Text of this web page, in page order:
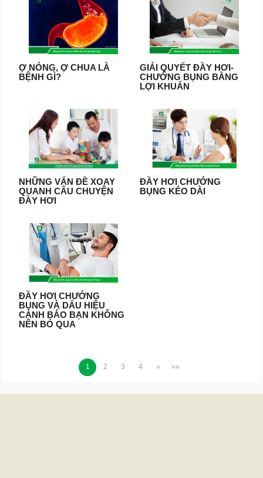
Ợ NÓNG, Ợ CHUA LÀ
BỆNH GÌ?
GIẢI QUYẾT ĐẦY HƠI-
CHƯỚNG BỤNG BẰNG
LỢI KHUẨN
NHỮNG VẤN ĐỀ XOAY
QUANH CÂU CHUYỆN
ĐẦY HƠI
ĐẦY HƠI CHƯỚNG
BỤNG KÉO DÀI
ĐẦY HƠI CHƯỚNG
BỤNG VÀ DẤU HIỆU
CẢNH BÁO BẠN KHÔNG
NÊN BỎ QUA
1 2 3 4 » »»